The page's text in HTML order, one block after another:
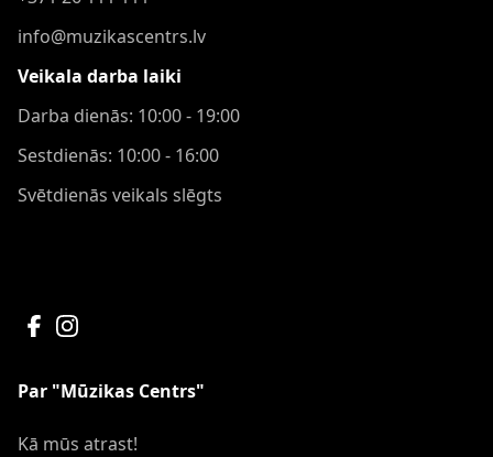
info@muzikascentrs.lv
Veikala darba laiki
Darba dienās: 10:00 - 19:00
Sestdienās: 10:00 - 16:00
Svētdienās veikals slēgts
Par "Mūzikas Centrs"
Kā mūs atrast!